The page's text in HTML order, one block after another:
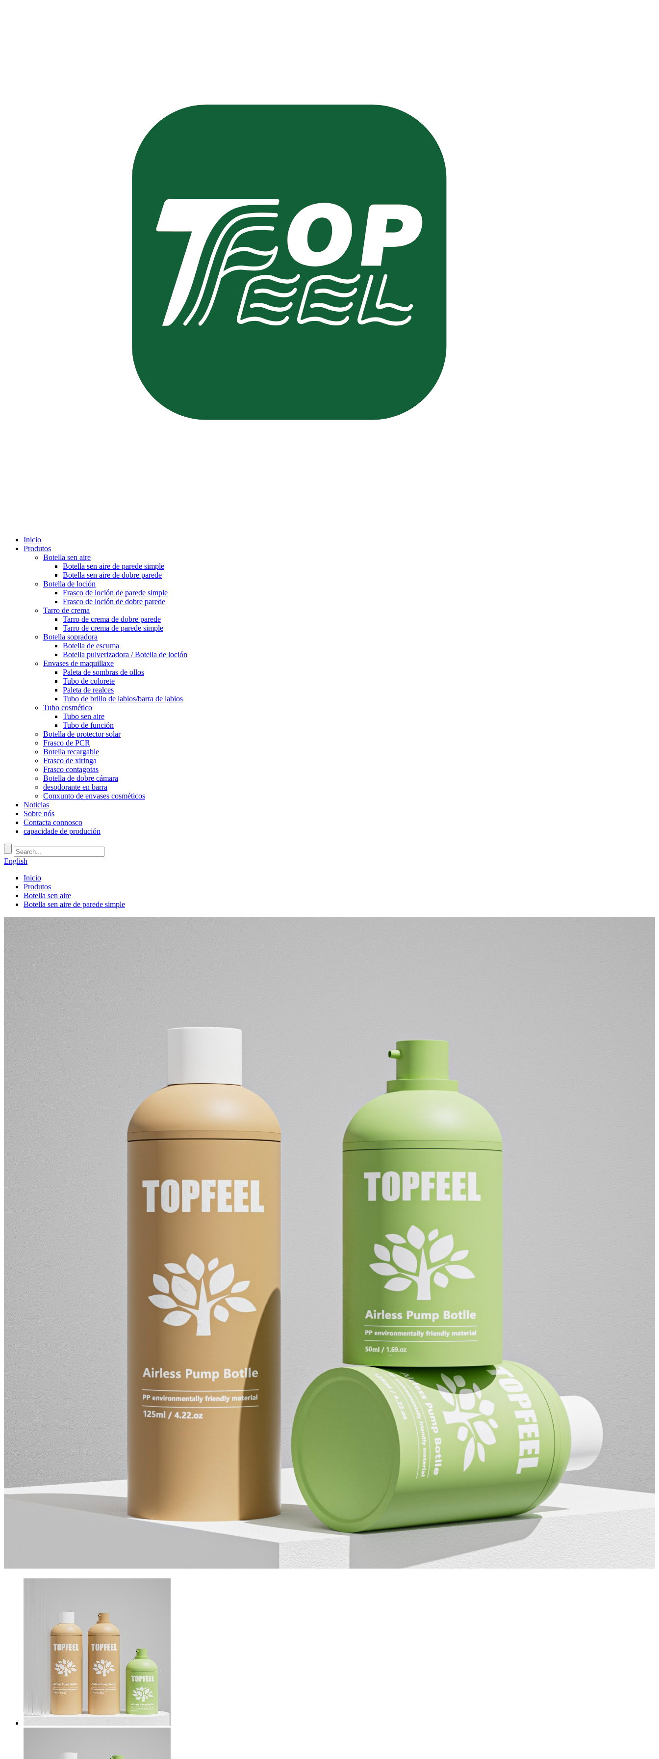
Inicio
Produtos
Botella sen aire
Botella sen aire de parede simple
Botella sen aire de dobre parede
Botella de loción
Frasco de loción de parede simple
Frasco de loción de dobre parede
Tarro de crema
Tarro de crema de dobre parede
Tarro de crema de parede simple
Botella sopradora
Botella de escuma
Botella pulverizadora / Botella de loción
Envases de maquillaxe
Paleta de sombras de ollos
Tubo de colorete
Paleta de realces
Tubo de brillo de labios/barra de labios
Tubo cosmético
Tubo sen aire
Tubo de función
Botella de protector solar
Frasco de PCR
Botella recargable
Frasco de xiringa
Frasco contagotas
Botella de dobre cámara
desodorante en barra
Conxunto de envases cosméticos
Noticias
Sobre nós
Contacta connosco
capacidade de produción
English
Inicio
Produtos
Botella sen aire
Botella sen aire de parede simple